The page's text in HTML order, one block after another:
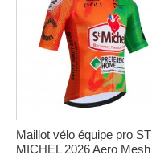
Maillot vélo équipe pro ST
MICHEL 2026 Aero Mesh